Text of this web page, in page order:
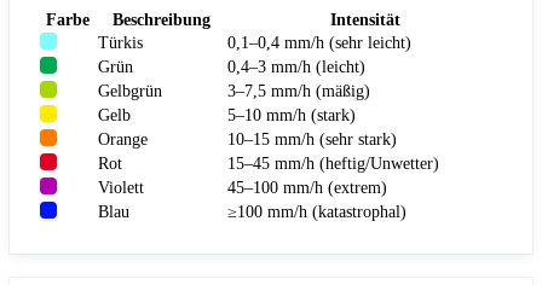
Farbe Beschreibung
Intensität
Türkis
0,1–0,4 mm/h (sehr leicht)
Grün
0,4–3 mm/h (leicht)
Gelbgrün
3–7,5 mm/h (mäßig)
Gelb
5–10 mm/h (stark)
Orange
10–15 mm/h (sehr stark)
Rot
15–45 mm/h (heftig/Unwetter)
Violett
45–100 mm/h (extrem)
Blau
≥100 mm/h (katastrophal)